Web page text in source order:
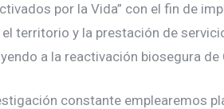
por la Vida” con el fin de
territorio y la prestación de
a la reactivación biosegura de
constante emplearemos